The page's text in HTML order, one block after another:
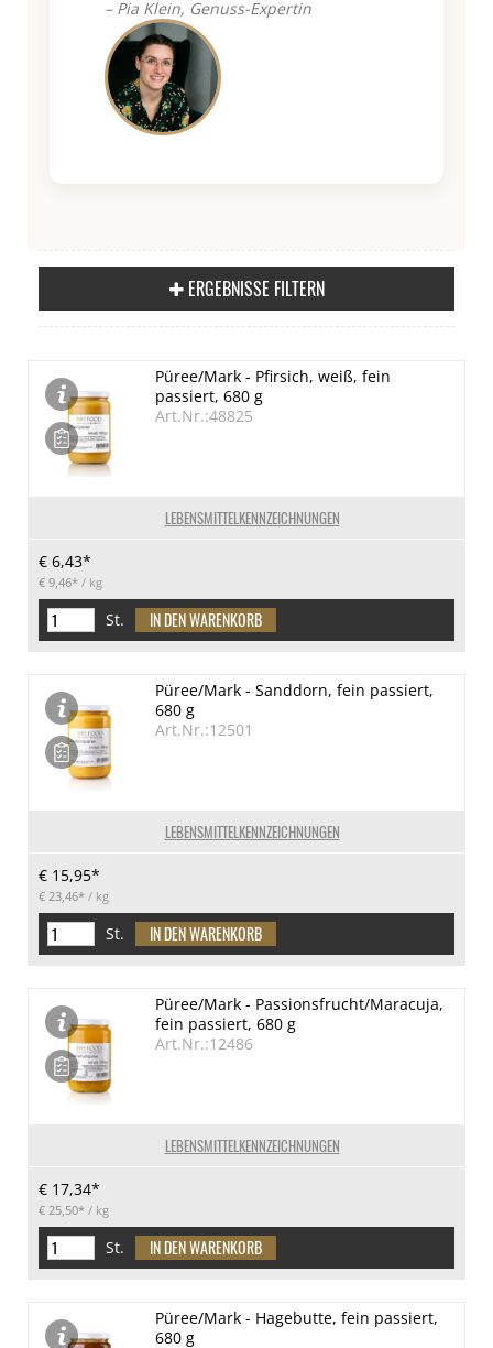
– Pia Klein, Genuss-Expertin
ERGEBNISSE FILTERN
LEBENSMITTELKENNZEICHNUNGEN
Püree/Mark - Pfirsich, weiß, fein
passiert, 680 g
Art.Nr.:48825
€ 6,43*
€ 9,46* / kg
St.
LEBENSMITTELKENNZEICHNUNGEN
Püree/Mark - Sanddorn, fein passiert,
680 g
Art.Nr.:12501
€ 15,95*
€ 23,46* / kg
St.
LEBENSMITTELKENNZEICHNUNGEN
Püree/Mark - Passionsfrucht/Maracuja,
fein passiert, 680 g
Art.Nr.:12486
€ 17,34*
€ 25,50* / kg
St.
Püree/Mark - Hagebutte, fein passiert,
680 g